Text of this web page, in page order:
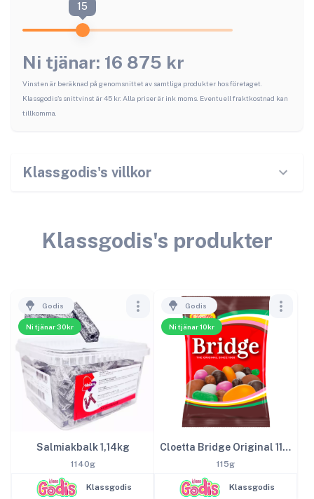
15
Ni tjänar: 16 875 kr
Vinsten är beräknad på genomsnittet av samtliga produkter hos företaget.
Klassgodis's snittvinst är45 kr. Alla priser är ink moms. Eventuell fraktkostnad kan
tillkomma.
Klassgodis's villkor
Klassgodis's produkter
Ni tjänar 30kr
Godis
Salmiakbalk 1,14kg
1140g
Klassgodis
Ni tjänar 10kr
Godis
Cloetta Bridge Original 115g
115g
Klassgodis